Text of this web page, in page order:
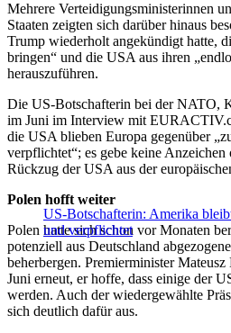
Mehrere Verteidigungsministerinnen
Staaten zeigten sich darüber hinaus
Trump wiederholt angekündigt hatte,
bringen“ und die USA aus ihren
herauszuführen.
Die US-Botschafterin bei der NATO,
im Juni im Interview mit
die USA blieben Europa gegenüber
verpflichtet“; es gebe keine Anzeichen
Rückzug der USA aus der
US-Botschafterin: Amerika
und verpflichtet
Polen hofft weiter
Polen hatte sich schon vor Monaten
potenziell aus Deutschland
beherbergen. Premierminister
Juni erneut, er hoffe, dass einige der
werden. Auch der wiedergewählte
sich deutlich dafür aus.